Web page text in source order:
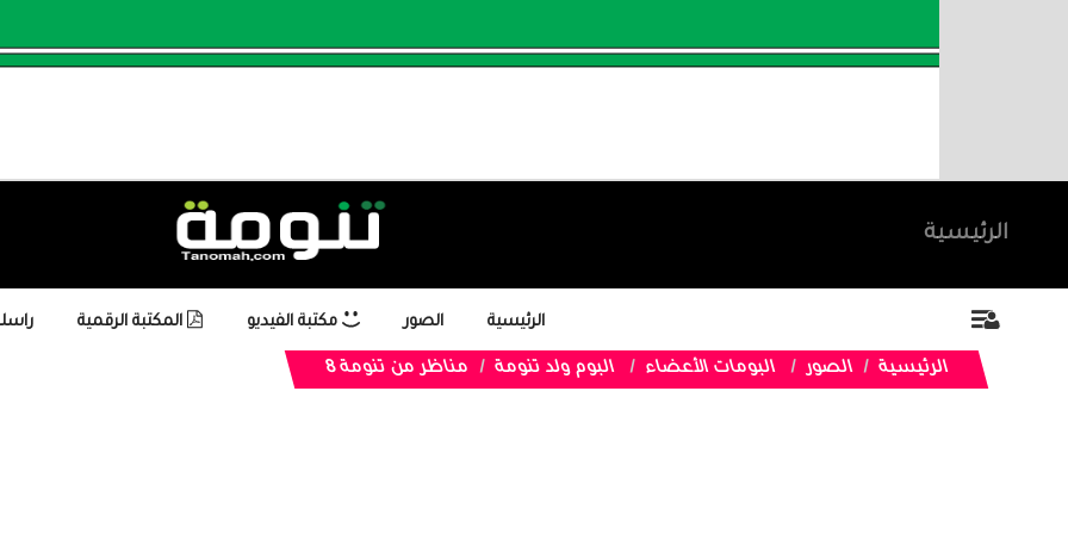
الرئيسية
الرئيسية الصور مكتبة الفيديو المكتبة الرقمية
الرئيسية الصور البومات الأعضاء البوم ولد تنومة مناظر من تنومة 8